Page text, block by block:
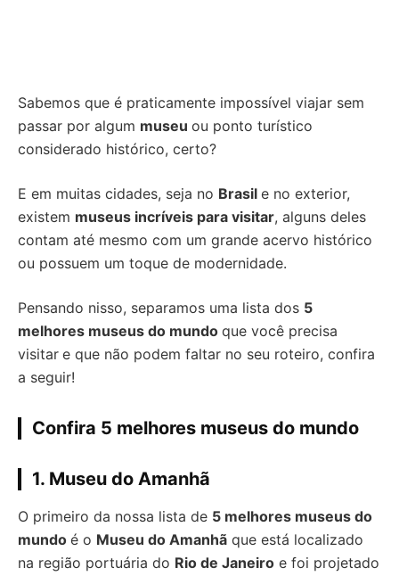
Sabemos que é praticamente impossível viajar sem
passar por algum museu ou ponto turístico
considerado histórico, certo?
E em muitas cidades, seja no Brasil e no exterior,
existem museus incríveis para visitar, alguns deles
contam até mesmo com um grande acervo histórico
ou possuem um toque de modernidade.
Pensando nisso, separamos uma lista dos 5
melhores museus do mundo que você precisa
visitar e que não podem faltar no seu roteiro, confira
a seguir!
Confira 5 melhores museus do mundo
1. Museu do Amanhã
O primeiro da nossa lista de 5 melhores museus do
mundo é o Museu do Amanhã que está localizado
na região portuária do Rio de Janeiro e foi projetado